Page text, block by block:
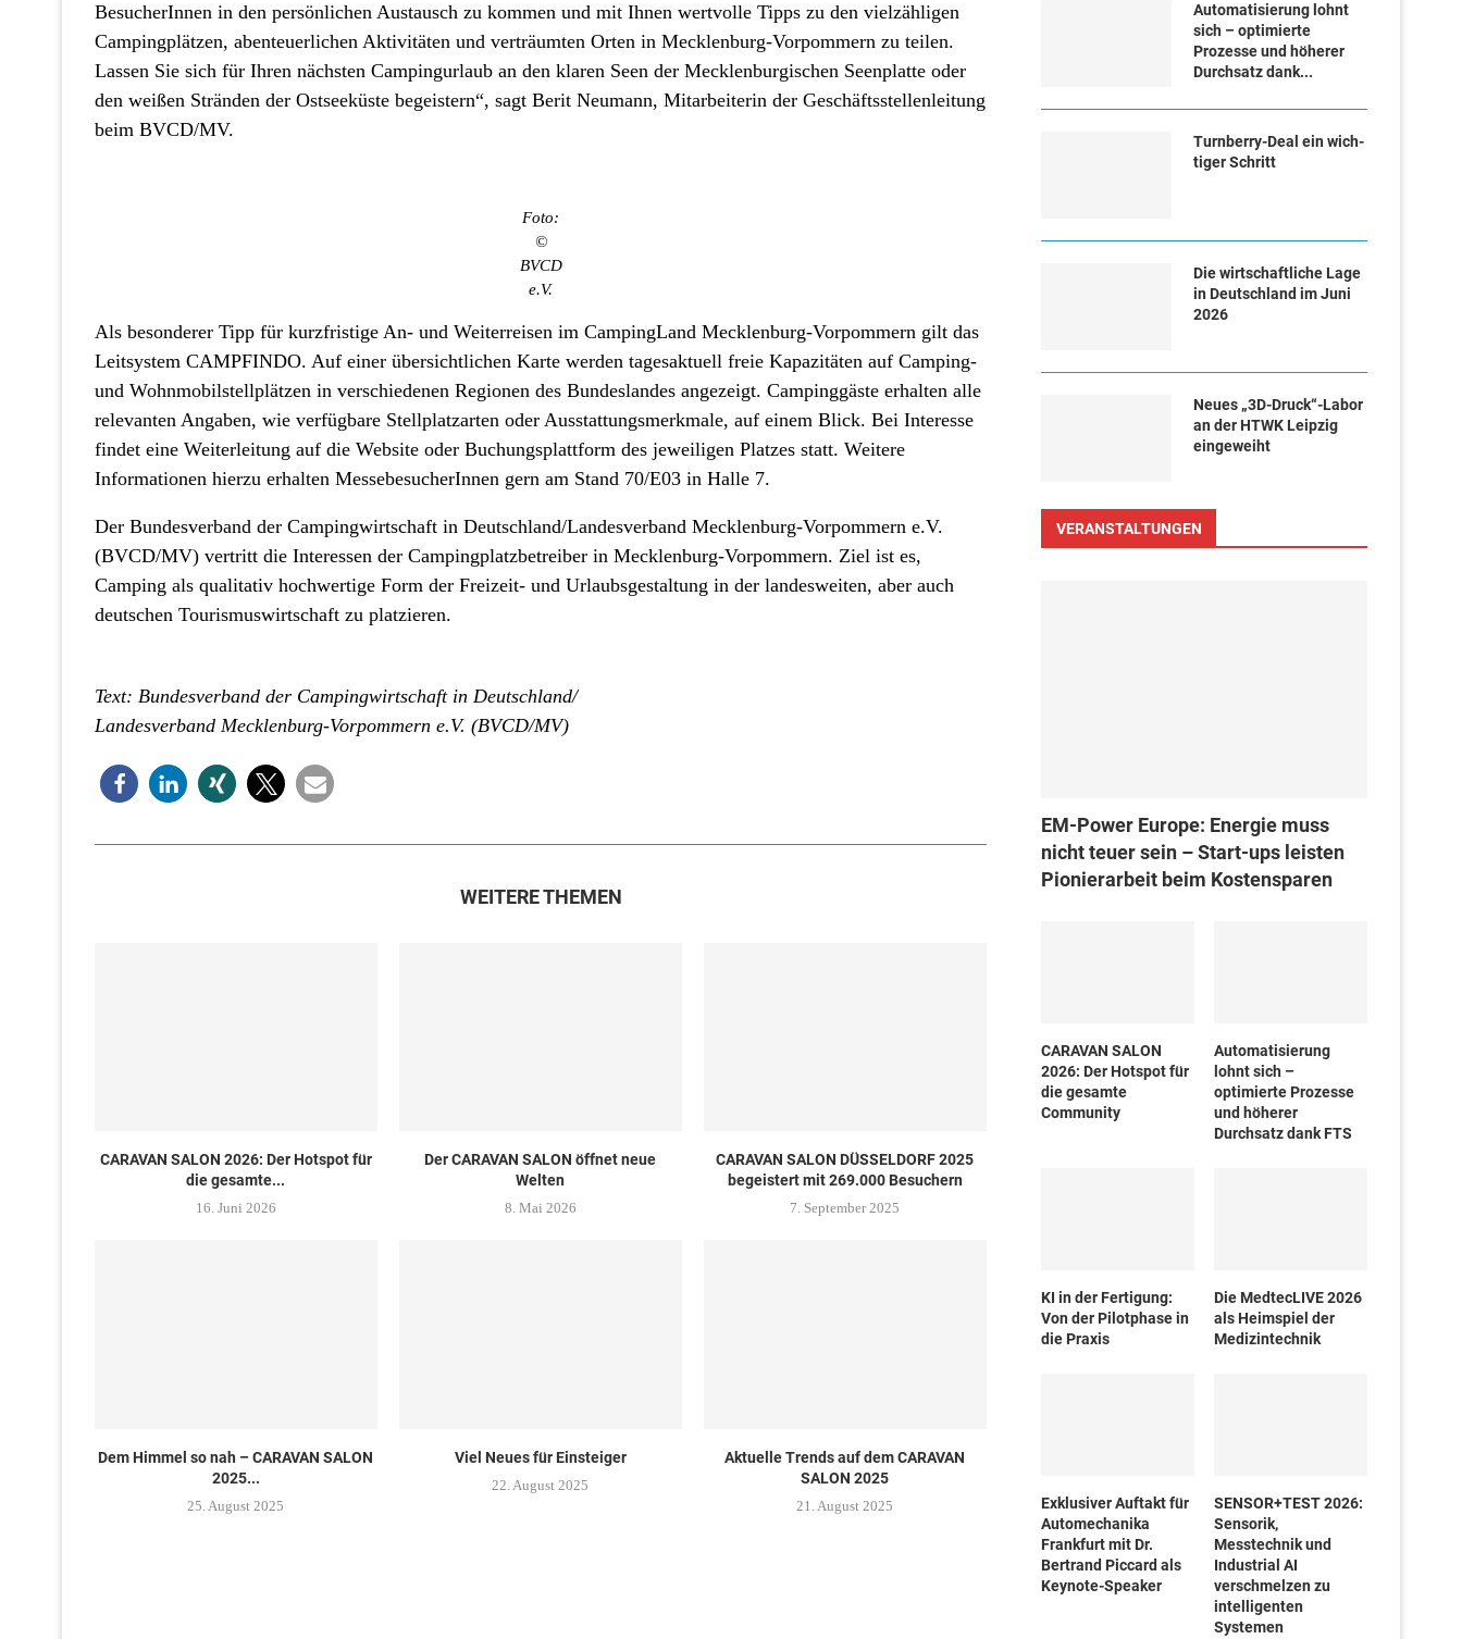
BesucherInnen in den persönlichen Austausch zu kommen und mit Ihnen wertvolle Tipps zu den vielzähligen
Campingplätzen, abenteuerlichen Aktivitäten und verträumten Orten in Mecklenburg-Vorpommern zu teilen.
Lassen Sie sich für Ihren nächsten Campingurlaub an den klaren Seen der Mecklenburgischen Seenplatte oder
den weißen Stränden der Ostseeküste begeistern“, sagt Berit Neumann, Mitarbeiterin der Geschäftsstellenleitung
beim BVCD/MV.
Foto:
©
BVCD
e.V.
Als besonderer Tipp für kurzfristige An- und Weiterreisen im CampingLand Mecklenburg-Vorpommern gilt das
Leitsystem CAMPFINDO. Auf einer übersichtlichen Karte werden tagesaktuell freie Kapazitäten auf Camping-
und Wohnmobilstellplätzen in verschiedenen Regionen des Bundeslandes angezeigt. Campinggäste erhalten alle
relevanten Angaben, wie verfügbare Stellplatzarten oder Ausstattungsmerkmale, auf einem Blick. Bei Interesse
findet eine Weiterleitung auf die Website oder Buchungsplattform des jeweiligen Platzes statt. Weitere
Informationen hierzu erhalten MessebesucherInnen gern am Stand 70/E03 in Halle 7.
Der Bundesverband der Campingwirtschaft in Deutschland/Landesverband Mecklenburg-Vorpommern e.V.
(BVCD/MV) vertritt die Interessen der Campingplatzbetreiber in Mecklenburg-Vorpommern. Ziel ist es,
Camping als qualitativ hochwertige Form der Freizeit- und Urlaubsgestaltung in der landesweiten, aber auch
deutschen Tourismuswirtschaft zu platzieren.
Text: Bundesverband der Campingwirtschaft in Deutschland/
Landesverband Mecklenburg-Vorpommern e.V. (BVCD/MV)
WEITERE THEMEN
CARAVAN SALON 2026: Der Hotspot für
die gesamte...
16. Juni 2026
Der CARAVAN SALON öffnet neue
Welten
8. Mai 2026
CARAVAN SALON DÜSSELDORF 2025
begeistert mit 269.000 Besuchern
7. September 2025
Dem Himmel so nah – CARAVAN SALON
2025...
25. August 2025
Viel Neues für Einsteiger
22. August 2025
Aktuelle Trends auf dem CARAVAN
SALON 2025
21. August 2025
Automatisierung lohnt
sich – optimierte
Prozesse und höherer
Durchsatz dank...
Turn­ber­ry-Deal ein wich­
ti­ger Schritt
Die wirtschaftliche Lage
in Deutschland im Juni
2026
Neues „3D-Druck“-Labor
an der HTWK Leipzig
eingeweiht
VERANSTALTUNGEN
EM-Power Europe: Energie muss
nicht teuer sein – Start-ups leisten
Pionierarbeit beim Kostensparen
CARAVAN SALON
2026: Der Hotspot für
die gesamte
Community
Automatisierung
lohnt sich –
optimierte Prozesse
und höherer
Durchsatz dank FTS
KI in der Fertigung:
Von der Pilotphase in
die Praxis
Die MedtecLIVE 2026
als Heimspiel der
Medizintechnik
Exklusiver Auftakt für
Automechanika
Frankfurt mit Dr.
Bertrand Piccard als
Keynote-Speaker
SENSOR+TEST 2026:
Sensorik,
Messtechnik und
Industrial AI
verschmelzen zu
intelligenten
Systemen